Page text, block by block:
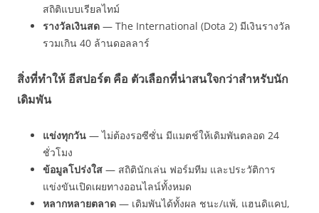
สถิติแบบเรียลไทม์
รางวัลเงินสด — The International (Dota 2) มีเงินรางวัล
รวมเกิน 40 ล้านดอลลาร์
สิ่งที่ทำให้ อีสปอร์ต คือ ตัวเลือกที่น่าสนใจกว่าสำหรับนัก
เดิมพัน
แข่งทุกวัน — ไม่ต้องรอซีซั่น มีแมตช์ให้เดิมพันตลอด 24
ชั่วโมง
ข้อมูลโปร่งใส — สถิตินักเล่น ฟอร์มทีม และประวัติการ
แข่งขันเปิดเผยทางออนไลน์ทั้งหมด
หลากหลายตลาด — เดิมพันได้ทั้งผล ชนะ/แพ้, แฮนดิแคป,